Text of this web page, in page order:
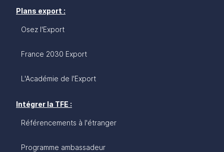
Plans export :
Osez l'Export
France 2030 Export
L'Académie de l'Export
Intégrer la TFE :
Référencements à l'étranger
Programme ambassadeur